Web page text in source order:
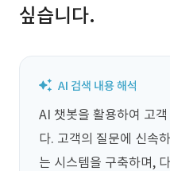
싶습니다.
AI 챗봇을 활용하여 고
다. 고객의 질문에 신속
는 시스템을 구축하며,